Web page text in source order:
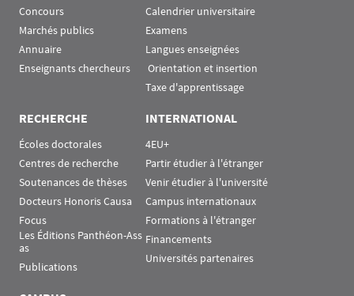
Concours
Marchés publics
Annuaire
Enseignants chercheurs
Calendrier universitaire
Examens
Langues enseignées
Orientation et insertion
Taxe d'apprentissage
RECHERCHE
Écoles doctorales
Centres de recherche
Soutenances de thèses
Docteurs Honoris Causa
Focus
Les Éditions Panthéon-Ass
as
Publications
INTERNATIONAL
4EU+
Partir étudier à l'étranger
Venir étudier à l'université
Campus internationaux
Formations à l'étranger
Financements
Universités partenaires